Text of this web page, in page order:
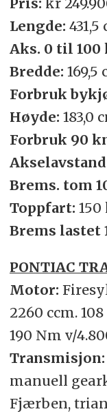
Lengde: 431,5
Aks. 0 til 100
Bredde: 169,5
Forbruk
Høyde: 183,0
Forbruk 90
Brems. tom
Toppfart:
Brems lastet
PONTIAC
Motor:
2260 ccm.
190 Nm v/
Transmisjon:
manuell
Fjærben,